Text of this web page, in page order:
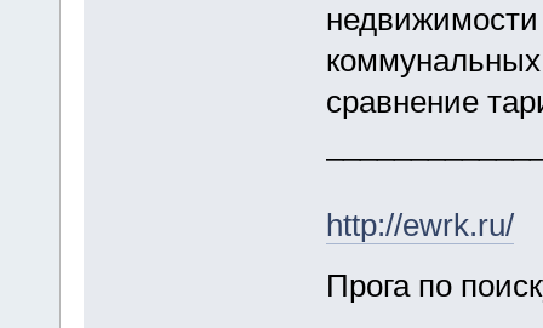
сравнение
http://ewrk.ru/
Прога по